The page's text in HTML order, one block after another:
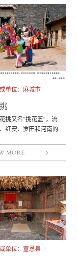
单位：麻城市
又名“挑花篮”，流
红安、罗田和河南的
单位：宣恩县